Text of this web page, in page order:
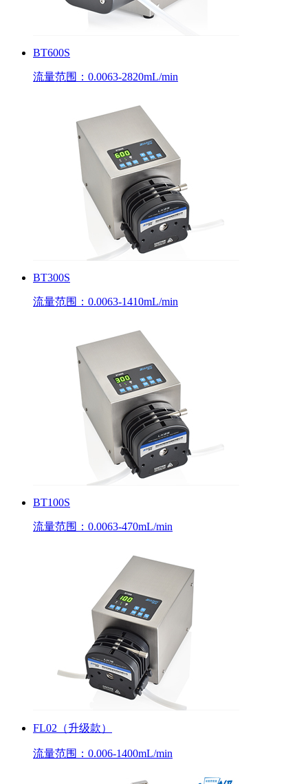
BT600S
流量范围：0.0063-2820mL/min
BT300S
流量范围：0.0063-1410mL/min
BT100S
流量范围：0.0063-470mL/min
FL02（升级款）
流量范围：0.006-1400mL/min